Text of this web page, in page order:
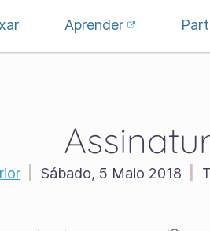
Aprender
Sábado, 5 Maio 2018